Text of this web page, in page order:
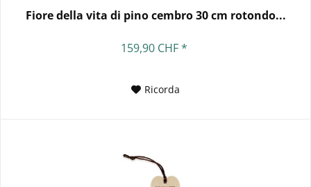
Fiore della vita di pino cembro 30 cm rotondo...
159,90 CHF *
Ricorda